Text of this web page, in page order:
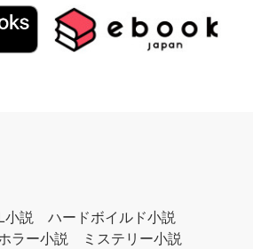
小説
ハードボイルド小説
ラー小説
ミステリー小説